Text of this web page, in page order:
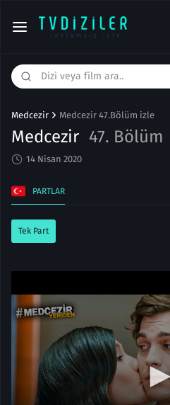
Medcezir Medcezir 47.Bölüm izle
Medcezir 47. Bölüm
14 Nisan 2020
PARTLAR
Tek Part